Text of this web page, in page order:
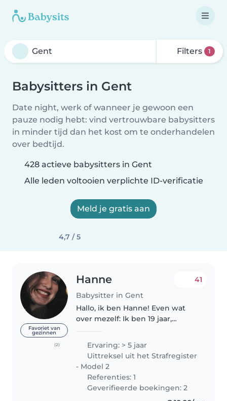
Filters 1
Babysitters in Gent
Date night, werk of wanneer je gewoon een
pauze nodig hebt: vind vertrouwbare babysitters
in minder tijd dan het kost om te onderhandelen
over bedtijd.
428 actieve babysitters in Gent
Alle leden voltooien verplichte ID-verificatie
Meld je gratis aan
4,7 / 5
Favoriet van
gezinnen
(2)
Hanne
Babysitter in Gent
41
Hallo, ik ben Hanne! Even wat
over mezelf: Ik ben 19 jaar,
en ik studeer momenteel
psychologie aan de UGent. Ik
ben heel geïnteresseerd in
talen...
Ervaring: > 5 jaar
Uittreksel uit het Strafregister
- Model 2
Referenties: 1
Geverifieerde boekingen: 2